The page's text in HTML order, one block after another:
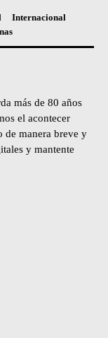
Internacional
más de 80 años
el acontecer
de manera breve y
y mantente